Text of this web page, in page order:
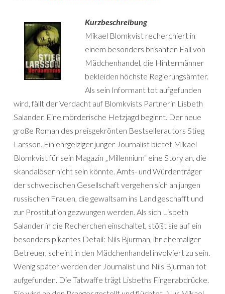
Kurzbeschreibung
Mikael Blomkvist recherchiert in
einem besonders brisanten Fall von
Mädchenhandel, die Hintermänner
bekleiden höchste Regierungsämter.
Als sein Informant tot aufgefunden
wird, fällt der Verdacht auf Blomkvists Partnerin Lisbeth
Salander. Eine mörderische Hetzjagd beginnt. Der neue
große Roman des preisgekrönten Bestsellerautors Stieg
Larsson. Ein ehrgeiziger junger Journalist bietet Mikael
Blomkvist für sein Magazin „Millennium“ eine Story an, die
skandalöser nicht sein könnte. Amts- und Würdenträger
der schwedischen Gesellschaft vergehen sich an jungen
russischen Frauen, die gewaltsam ins Land geschafft und
zur Prostitution gezwungen werden. Als sich Lisbeth
Salander in die Recherchen einschaltet, stößt sie auf ein
besonders pikantes Detail: Nils Bjurman, ihr ehemaliger
Betreuer, scheint in den Mädchenhandel involviert zu sein.
Wenig später werden der Journalist und Nils Bjurman tot
aufgefunden. Die Tatwaffe trägt Lisbeths Fingerabdrücke.